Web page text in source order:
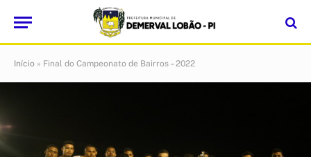
Início » Final do Campeonato de Bairros – 2022